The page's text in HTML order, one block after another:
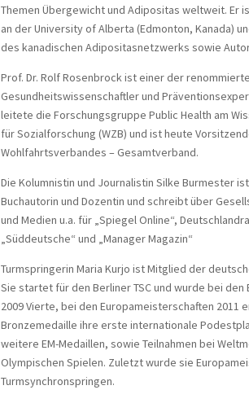
Themen Übergewicht und Adipositas weltweit. Er
an der University of Alberta (Edmonton, Kanada)
des kanadischen Adipositasnetzwerks sowie
Prof. Dr. Rolf Rosenbrock ist einer der
Gesundheitswissenschaftler und
leitete die Forschungsgruppe Public Health am
für Sozialforschung (WZB) und ist heute
Wohlfahrtsverbandes – Gesamtverband.
Die Kolumnistin und Journalistin Silke Burmester
Buchautorin und Dozentin und schreibt über
und Medien u.a. für „Spiegel Online“,
„Süddeutsche“ und „Manager Magazin“
Turmspringerin Maria Kurjo ist Mitglied der
Sie startet für den Berliner TSC und wurde bei
2009 Vierte, bei den Europameisterschaften 2011
Bronzemedaille ihre erste internationale
weitere EM-Medaillen, sowie Teilnahmen bei
Olympischen Spielen. Zuletzt wurde sie
Turmsynchronspringen.